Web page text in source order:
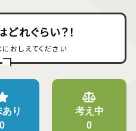
れぐらい？！
おしえてください
り
0
考え中
0